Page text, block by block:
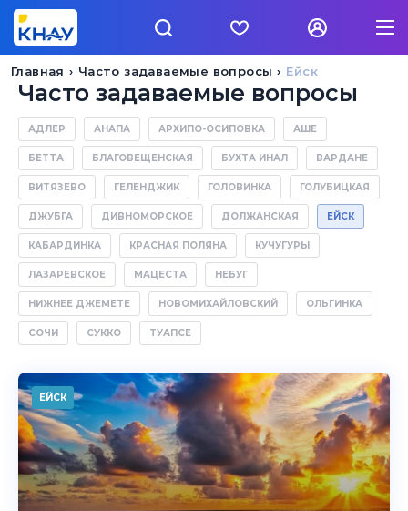
Ейск
Часто задаваемые вопросы
Главная
Часто задаваемые вопросы
АДЛЕР АНАПА АРХИПО-ОСИПОВКА АШЕ
БЕТТА БЛАГОВЕЩЕНСКАЯ БУХТА ИНАЛ ВАРДАНЕ
ВИТЯЗЕВО ГЕЛЕНДЖИК ГОЛОВИНКА ГОЛУБИЦКАЯ
ДЖУБГА ДИВНОМОРСКОЕ ДОЛЖАНСКАЯ ЕЙСК
КАБАРДИНКА КРАСНАЯ ПОЛЯНА КУЧУГУРЫ
ЛАЗАРЕВСКОЕ МАЦЕСТА НЕБУГ
НИЖНЕЕ ДЖЕМЕТЕ НОВОМИХАЙЛОВСКИЙ ОЛЬГИНКА
СОЧИ СУККО ТУАПСЕ
ЕЙСК